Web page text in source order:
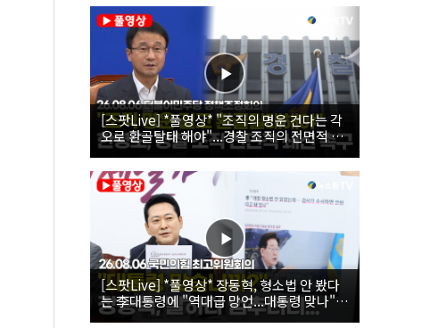
[스팟Live] *풀영상* "조직의 명운 건다는 각
오로 환골탈태 해야"...경찰 조직의 전면적 쇄
신 촉구한 한병도 | 26.08.06 더불어민주당 정
책조정회의
[스팟Live] *풀영상* 장동혁, 형소법 안 봤다
는 李대통령에 "역대급 망언...대통령 맞나"｜
26.08.06 국민의힘 최고위원회의